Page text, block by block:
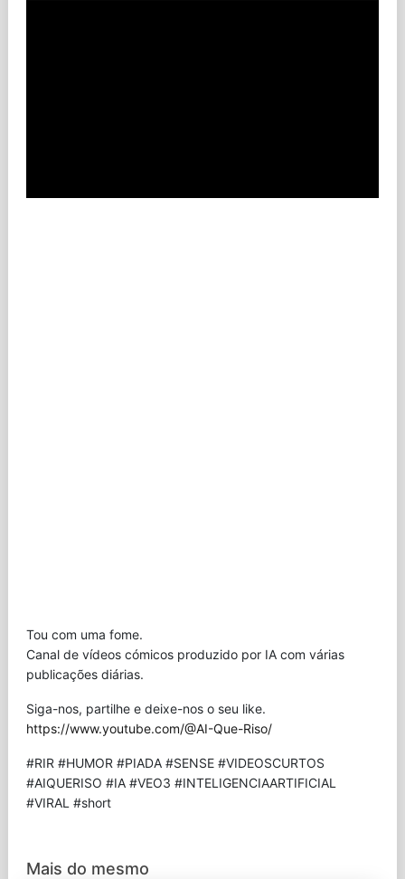
Tou com uma fome.
Canal de vídeos cómicos produzido por IA com várias
publicações diárias.
Siga-nos, partilhe e deixe-nos o seu like.
https://www.youtube.com/@AI-Que-Riso/
#RIR #HUMOR #PIADA #SENSE #VIDEOSCURTOS
#AIQUERISO #IA #VEO3 #INTELIGENCIAARTIFICIAL
#VIRAL #short
Mais do mesmo